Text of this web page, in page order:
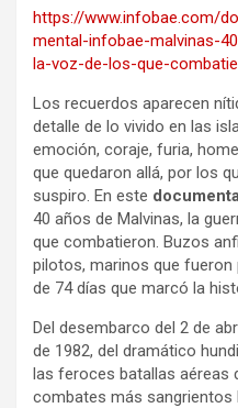
https://www.infobae.com/
mental-infobae-malvinas-
la-voz-de-los-que-
Los recuerdos aparecen
detalle de lo vivido en las
emoción, coraje, furia,
que quedaron allá, por los
suspiro. En este
40 años de Malvinas, la
que combatieron. Buzos
pilotos, marinos que
de 74 días que marcó la
Del desembarco del 2 de
de 1982, del dramático
las feroces batallas aéreas
combates más